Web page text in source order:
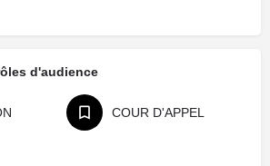
d'audience
COUR D'APPEL